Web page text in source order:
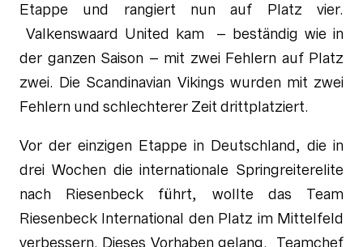
Etappe und rangiert nun auf Platz vier.
Valkenswaard United kam – beständig wie in
der ganzen Saison – mit zwei Fehlern auf Platz
zwei. Die Scandinavian Vikings wurden mit zwei
Fehlern und schlechterer Zeit drittplatziert.
Vor der einzigen Etappe in Deutschland, die in
drei Wochen die internationale Springreiterelite
nach Riesenbeck führt, wollte das Team
Riesenbeck International den Platz im Mittelfeld
verbessern. Dieses Vorhaben gelang. Teamchef